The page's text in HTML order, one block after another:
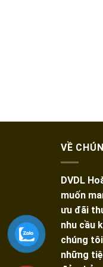
VỀ
DVDL
muốn
ưu đãi
nhu cầu
chúng
những